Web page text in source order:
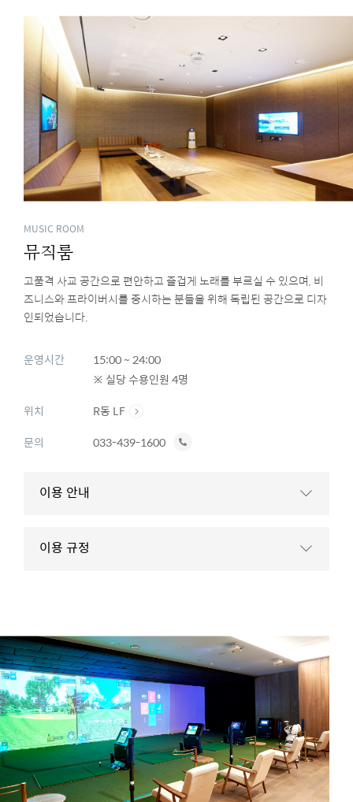
MUSIC ROOM
뮤직룸
고품격 사교 공간으로 편안하고 즐겁게 노래를 부르실 수 있으며, 비
즈니스와 프라이버시를 중시하는 분들을 위해 독립된 공간으로 디자
인되었습니다.
운영시간
15:00 ~ 24:00
※ 실당 수용인원 4명
위치
R동 LF
문의
033-439-1600
전
이용 안내
이용 규정